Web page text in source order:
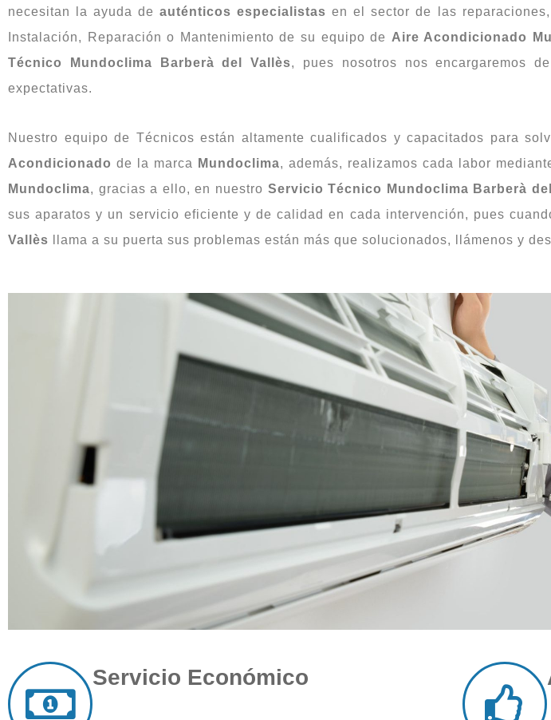
necesitan la ayuda deauténticos especialistas en el sector de las
Instalación, Reparación o Mantenimiento de su equipo de Aire Acondicionado
Técnico Mundoclima Barberà del Vallès, pues nosotros nos encargaremos
expectativas.
Nuestro equipo de Técnicos están altamente cualificados y capacitados para
Acondicionado de la marca Mundoclima, además, realizamos cada labor
Mundoclima, gracias a ello, en nuestro Servicio Técnico Mundoclima Barberà
sus aparatos y un servicio eficiente y de calidad en cada intervención, pues
Vallès llama a su puerta sus problemas están más que solucionados, llámenos y
Servicio Económico